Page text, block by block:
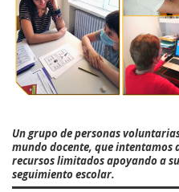
Un grupo de personas
mundo docente, que intentamos
recursos limitados apoyando a
seguimiento escolar.